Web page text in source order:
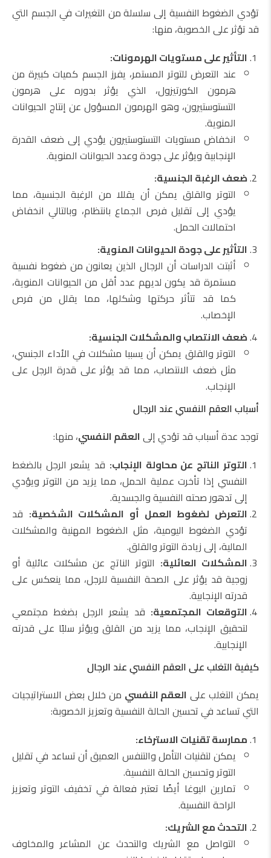
تؤدي الضغوط النفسية إلى سلسلة من التغيرات في الجسم التي
قد تؤثر على الخصوبة، منها:
التأثير على مستويات الهرمونات:
عند التعرض للتوتر المستمر، يفرز الجسم كميات كبيرة من
هرمون الكورتيزول، الذي يؤثر بدوره على هرمون
التستوستيرون، وهو الهرمون المسؤول عن إنتاج الحيوانات
المنوية.
انخفاض مستويات التستوستيرون يؤدي إلى ضعف القدرة
الإنجابية ويؤثر على جودة وعدد الحيوانات المنوية.
ضعف الرغبة الجنسية:
التوتر والقلق يمكن أن يقللا من الرغبة الجنسية، مما
يؤدي إلى تقليل فرص الجماع بانتظام، وبالتالي انخفاض
احتمالات الحمل.
التأثير على جودة الحيوانات المنوية:
أثبتت الدراسات أن الرجال الذين يعانون من ضغوط نفسية
مستمرة قد يكون لديهم عدد أقل من الحيوانات المنوية،
كما قد تتأثر حركتها وشكلها، مما يقلل من فرص
الإخصاب.
ضعف الانتصاب والمشكلات الجنسية:
التوتر والقلق يمكن أن يسببا مشكلات في الأداء الجنسي،
مثل ضعف الانتصاب، مما قد يؤثر على قدرة الرجل على
الإنجاب.
أسباب العقم النفسي عند الرجال
توجد عدة أسباب قد تؤدي إلىالعقم النفسي، منها:
التوتر الناتج عن محاولة الإنجاب: قد يشعر الرجل بالضغط
النفسي إذا تأخرت عملية الحمل، مما يزيد من التوتر ويؤدي
إلى تدهور صحته النفسية والجسدية.
التعرض لضغوط العمل أو المشكلات الشخصية: قد
تؤدي الضغوط اليومية، مثل الضغوط المهنية والمشكلات
المالية، إلى زيادة التوتر والقلق.
المشكلات العائلية: التوتر الناتج عن مشكلات عائلية أو
زوجية قد يؤثر على الصحة النفسية للرجل، مما ينعكس على
قدرته الإنجابية.
التوقعات المجتمعية: قد يشعر الرجل بضغط مجتمعي
لتحقيق الإنجاب، مما يزيد من القلق ويؤثر سلبًا على قدرته
الإنجابية.
كيفية التغلب على العقم النفسي عند الرجال
يمكن التغلب على العقم النفسي من خلال بعض الاستراتيجيات
التي تساعد في تحسين الحالة النفسية وتعزيز الخصوبة:
ممارسة تقنيات الاسترخاء:
يمكن لتقنيات التأمل والتنفس العميق أن تساعد في تقليل
التوتر وتحسين الحالة النفسية.
تمارين اليوغا أيضًا تعتبر فعالة في تخفيف التوتر وتعزيز
الراحة النفسية.
التحدث مع الشريك:
التواصل مع الشريك والتحدث عن المشاعر والمخاوف